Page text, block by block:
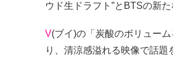
ウド生ドラフト”とBTSの新
V(ブイ)の「炭酸のボリュー
り、清涼感溢れる映像で話題